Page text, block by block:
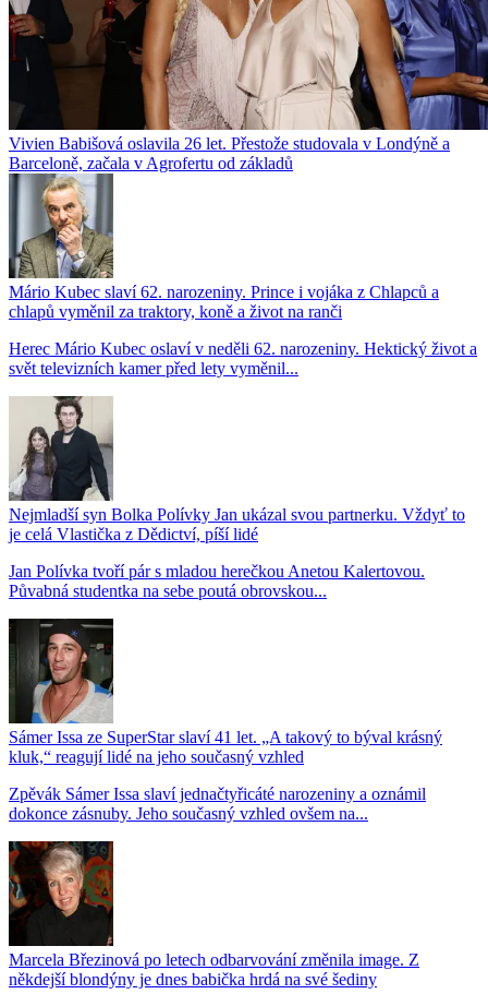
Vivien Babišová oslavila 26 let. Přestože studovala v Londýně a
Barceloně, začala v Agrofertu od základů
Mário Kubec slaví 62. narozeniny. Prince i vojáka z Chlapců a
chlapů vyměnil za traktory, koně a život na ranči
Herec Mário Kubec oslaví v neděli 62. narozeniny. Hektický život a
svět televizních kamer před lety vyměnil...
Nejmladší syn Bolka Polívky Jan ukázal svou partnerku. Vždyť to
je celá Vlastička z Dědictví, píší lidé
Jan Polívka tvoří pár s mladou herečkou Anetou Kalertovou.
Půvabná studentka na sebe poutá obrovskou...
Sámer Issa ze SuperStar slaví 41 let. „A takový to býval krásný
kluk,“ reagují lidé na jeho současný vzhled
Zpěvák Sámer Issa slaví jednačtyřicáté narozeniny a oznámil
dokonce zásnuby. Jeho současný vzhled ovšem na...
Marcela Březinová po letech odbarvování změnila image. Z
někdejší blondýny je dnes babička hrdá na své šediny